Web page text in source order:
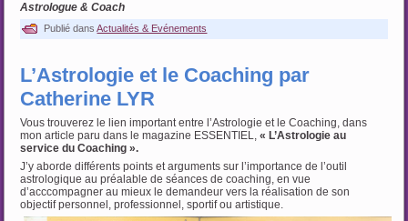
Astrologue & Coach
Publié dans Actualités & Evénements
L’Astrologie et le Coaching par
Catherine LYR
Vous trouverez le lien important entre l’Astrologie et le Coaching, dans
mon article paru dans le magazine ESSENTIEL,« L’Astrologie au
service du Coaching ».
J’y aborde différents points et arguments sur l’importance de l’outil
astrologique au préalable de séances de coaching, en vue
d’acccompagner au mieux le demandeur vers la réalisation de son
objectif personnel, professionnel, sportif ou artistique.